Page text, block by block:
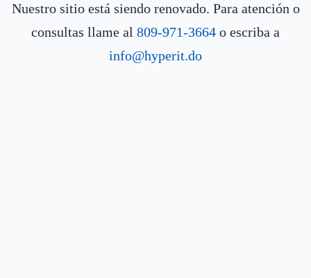
Nuestro sitio está siendo renovado. Para atención o
consultas llame al 809-971-3664 o escriba a
info@hyperit.do